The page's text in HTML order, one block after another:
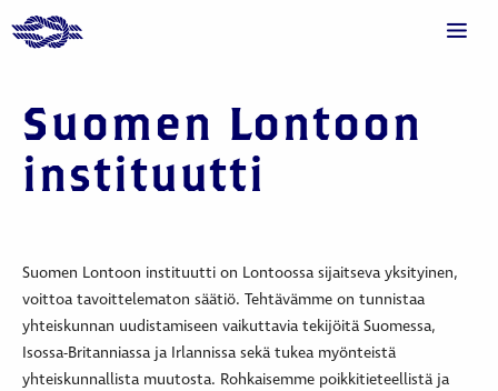
Suomen Lontoon
instituutti
Suomen Lontoon instituutti on Lontoossa sijaitseva yksityinen,
voittoa tavoittelematon säätiö. Tehtävämme on tunnistaa
yhteiskunnan uudistamiseen vaikuttavia tekijöitä Suomessa,
Isossa-Britanniassa ja Irlannissa sekä tukea myönteistä
yhteiskunnallista muutosta. Rohkaisemme poikkitieteellistä ja